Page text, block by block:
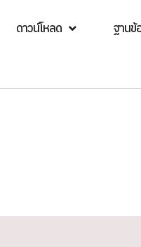
ดาวน์โหลด ฐานข้